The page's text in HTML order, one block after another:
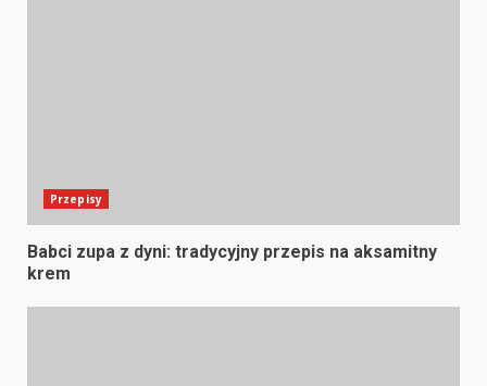
Przepisy
Babci zupa z dyni: tradycyjny przepis na aksamitny
krem